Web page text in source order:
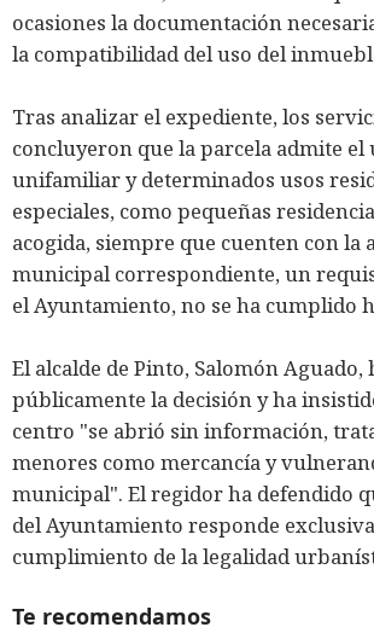
ocasiones la documentación
la compatibilidad del uso del
Tras analizar el expediente, los
concluyeron que la parcela admite el
unifamiliar y determinados usos
especiales, como pequeñas
acogida, siempre que cuenten con la
municipal correspondiente, un
el Ayuntamiento, no se ha cumplido
El alcalde de Pinto, Salomón Aguado,
públicamente la decisión y ha
centro "se abrió sin información,
menores como mercancía y
municipal". El regidor ha defendido
del Ayuntamiento responde
cumplimiento de la legalidad